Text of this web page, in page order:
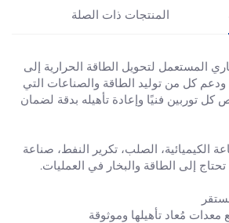
المنتجات ذات الصلة
المستعمل لتحويل الطاقة الحرارية إلى
ودعم كل من توليد الطاقة والصناعات التي
كل توربين فنيًا وإعادة تأهيله بدقة لضمان
الكيميائية، الصلب، تكرير النفط، صناعة
إلى الطاقة والبخار في العمليات.
معدات مُعاد تأهيلها وموثوقة